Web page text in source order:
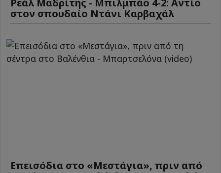
Ρεάλ Μαδρίτης - Μπιλμπάο 4-2: Αντίο
στον σπουδαίο Ντάνι Καρβαχάλ
Επεισόδια στο «Μεστάγια», πριν από